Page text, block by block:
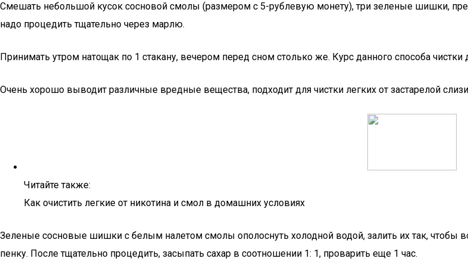
Смешать небольшой кусок сосновой смолы (размером с 5-рублевую монету), три зеленые шишки,
надо процедить тщательно через марлю.
Принимать утром натощак по 1 стакану, вечером перед сном столько же. Курс данного способа
Очень хорошо выводит различные вредные вещества, подходит для чистки легких от застарелой
Читайте также:
Как очистить легкие от никотина и смол в домашних условиях
Зеленые сосновые шишки с белым налетом смолы ополоснуть холодной водой, залить их так, чтобы
пенку. После тщательно процедить, засыпать сахар в соотношении 1: 1, проварить еще 1 час.